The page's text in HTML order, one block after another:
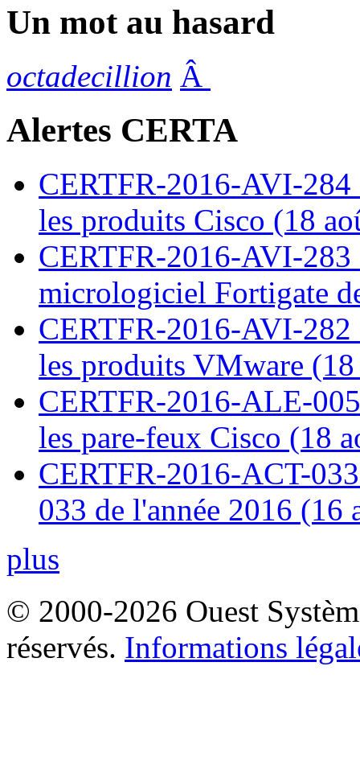
Un mot au hasard
octadecillion Â
Alertes CERTA
CERTFR-2016-AVI-
les produits Cisco (18
CERTFR-2016-AVI-
micrologiciel Fortigate
CERTFR-2016-AVI-
les produits VMware
CERTFR-2016-ALE-
les pare-feux Cisco (18
CERTFR-2016-ACT-
033 de l'année 2016 (16
plus
© 2000-2026 Ouest
réservés. Informations